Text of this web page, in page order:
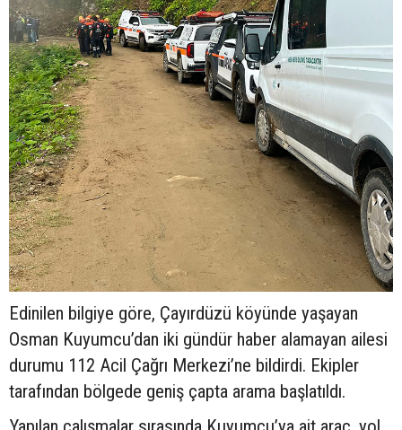
Edinilen bilgiye göre, Çayırdüzü köyünde yaşayan
Osman Kuyumcu’dan iki gündür haber alamayan ailesi
durumu 112 Acil Çağrı Merkezi’ne bildirdi. Ekipler
tarafından bölgede geniş çapta arama başlatıldı.